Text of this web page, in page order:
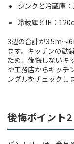
シンクと冷蔵庫
冷蔵庫とIH：
3辺の合計が3.5m〜
ます。キッチンの動
ため、後悔しないキ
や工務店からキッチ
ングルをチェックし
後悔ポイント